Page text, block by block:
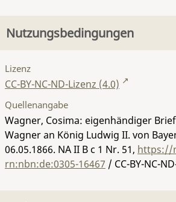
Nutzungsbedingungen
Lizenz
CC-BY-NC-ND-Lizenz (4.0)
Quellenangabe
Wagner, Cosima: eigenhändiger
Wagner an König Ludwig II. von
06.05.1866. NA II B c 1 Nr. 51, https://
rn:nbn:de:0305-16467 / CC-BY-NC-